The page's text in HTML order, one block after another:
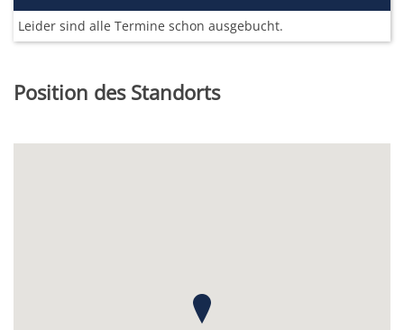
Leider sind alle Termine schon ausgebucht.
Position des Standorts